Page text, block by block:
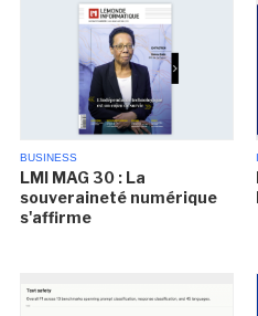
BUSINESS
LMI MAG 30 : La
souveraineté numérique
s'affirme